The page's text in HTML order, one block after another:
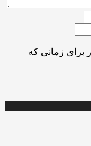
برای زمانی که